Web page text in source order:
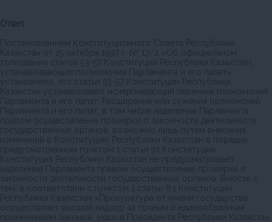
Ответ
Постановлением Конституционного Совета Республики
Казахстан от 15 октября 1997 г. № 17/2 «Об официальном
толковании статей 53-57 Конституции Республики Казахстан,
устанавливающих полномочия Парламента и его палат»,
установлено, что статьи 53-57 Конституции Республики
Казахстан устанавливают исчерпывающий перечень полномочий
Парламента и его палат. Расширение или сужения полномочий
Парламента и его палат, в том числе наделение Парламента
правом осуществление проверки о законности деятельности
государственных органов, возможно лишь путем внесения
изменений в Конституцию Республики Казахстан в порядке,
предусмотренном пунктом 1 статьи 91 Конституции.
Конституция Республики Казахстан не предусматривает
наделение Парламента правом осуществление проверки о
законности деятельности государственных органов. Вместе с
тем, в соответствии с пунктом 1 статьи 83 Конституции
Республики Казахстан «Прокуратура от имени государства
осуществляет высший надзор за точным и единообразным
применением законов, указов Президента Республики Казахстан